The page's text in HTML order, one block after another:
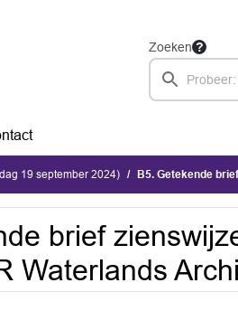
Zoeken
19 september 2024) B5. Getekende brief
brief
Waterlands